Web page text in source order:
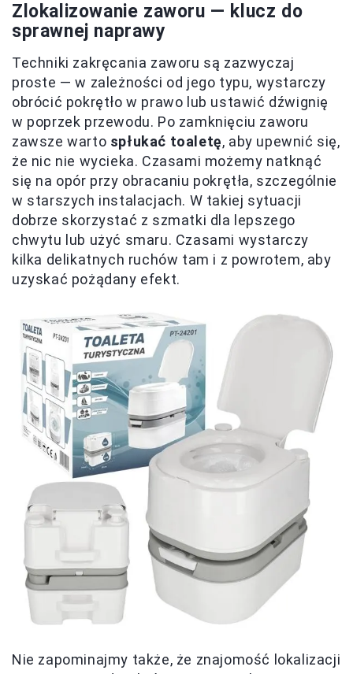
Zlokalizowanie zaworu — klucz do
sprawnej naprawy
Techniki zakręcania zaworu są zazwyczaj
proste — w zależności od jego typu, wystarczy
obrócić pokrętło w prawo lub ustawić dźwignię
w poprzek przewodu. Po zamknięciu zaworu
zawsze warto spłukać toaletę, aby upewnić się,
że nic nie wycieka. Czasami możemy natknąć
się na opór przy obracaniu pokrętła, szczególnie
w starszych instalacjach. W takiej sytuacji
dobrze skorzystać z szmatki dla lepszego
chwytu lub użyć smaru. Czasami wystarczy
kilka delikatnych ruchów tam i z powrotem, aby
uzyskać pożądany efekt.
Nie zapominajmy także, że znajomość lokalizacji